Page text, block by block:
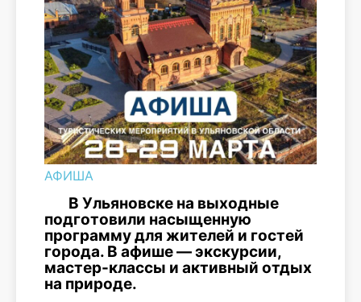
АФИША
В Ульяновске на выходные
подготовили насыщенную
программу для жителей и гостей
города. В афише — экскурсии,
мастер-классы и активный отдых
на природе.